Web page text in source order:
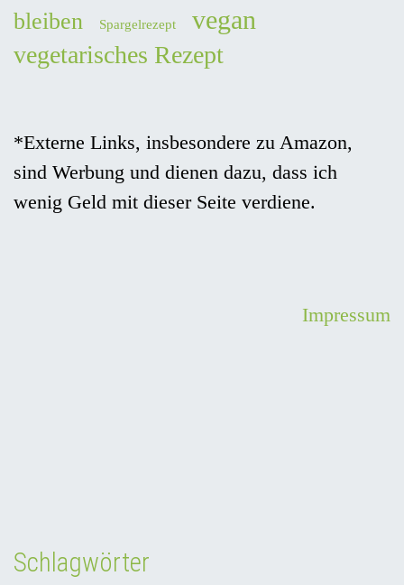
bleiben
Spargelrezept vegan
vegetarisches Rezept
*Externe Links, insbesondere zu Amazon,
sind Werbung und dienen dazu, dass ich
wenig Geld mit dieser Seite verdiene.
Impressum
Schlagwörter